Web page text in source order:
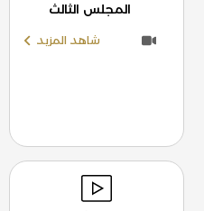
المجلس الثالث
شاهد المزيد